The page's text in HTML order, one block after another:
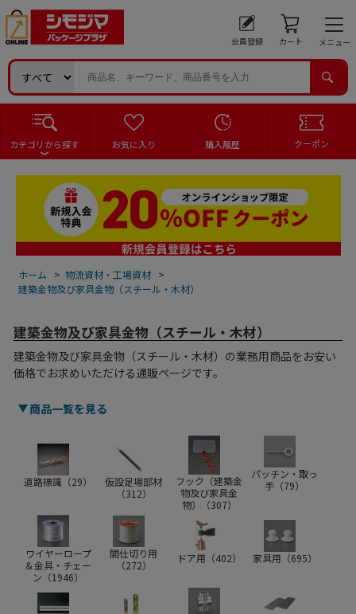
会員登録 カート メニュー
カテゴリから探す お気に入り 購入履歴 クーポン
ホーム > 物流資材・工場資材 >
建築金物及び家具金物（スチール・木材）
建築金物及び家具金物（スチール・木材）
建築金物及び家具金物（スチール・木材）の業務用商品をお安い
価格でお求めいただける通販ページです。
商品一覧を見る
道路標識（29）
仮設足場部材
（312）
フック（建築金
物及び家具金
物）（307）
パッチン・取っ
手（79）
ワイヤーロープ
＆金具・チェー
ン（1946）
間仕切り用
（272）
ドア用（402） 家具用（695）